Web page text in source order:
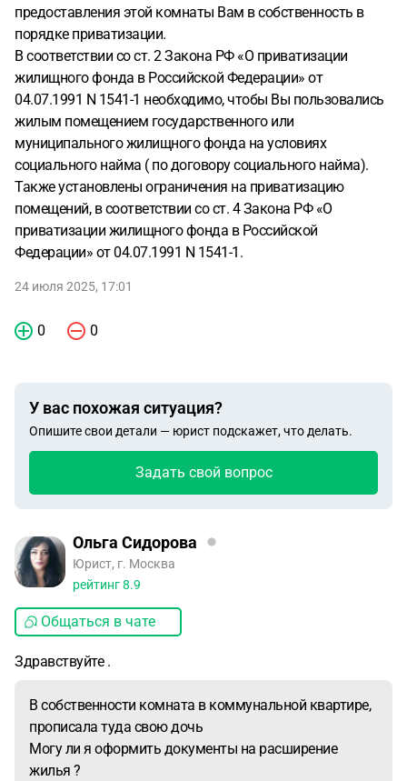
предоставления этой комнаты Вам в собственность в
порядке приватизации.
В соответствии со ст. 2 Закона РФ «О приватизации
жилищного фонда в Российской Федерации» от
04.07.1991 N 1541-1 необходимо, чтобы Вы пользовались
жилым помещением государственного или
муниципального жилищного фонда на условиях
социального найма ( по договору социального найма).
Также установлены ограничения на приватизацию
помещений, в соответствии со ст. 4 Закона РФ «О
приватизации жилищного фонда в Российской
Федерации» от 04.07.1991 N 1541-1.
24 июля 2025, 17:01
0 0
У вас похожая ситуация?
Опишите свои детали — юрист подскажет, что делать.
Задать свой вопрос
Ольга Сидорова
Юрист, г. Москва
рейтинг8.9
Общаться в чате
Здравствуйте .
В собственности комната в коммунальной квартире,
прописала туда свою дочь
Могу ли я оформить документы на расширение
жилья ?